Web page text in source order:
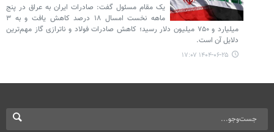
یک مقام مسئول گفت: صادرات ایران به عراق در پنج
ماهه نخست امسال ۱۸ درصد کاهش یافت و به ۳
میلیارد و ۷۵۰ میلیون دلار رسید؛ کاهش صادرات فولاد و ناترازی گاز مهم‌ترین
دلایل آن است.
۱۴۰۴-۰۶-۲۵ ۱۷:۰۷